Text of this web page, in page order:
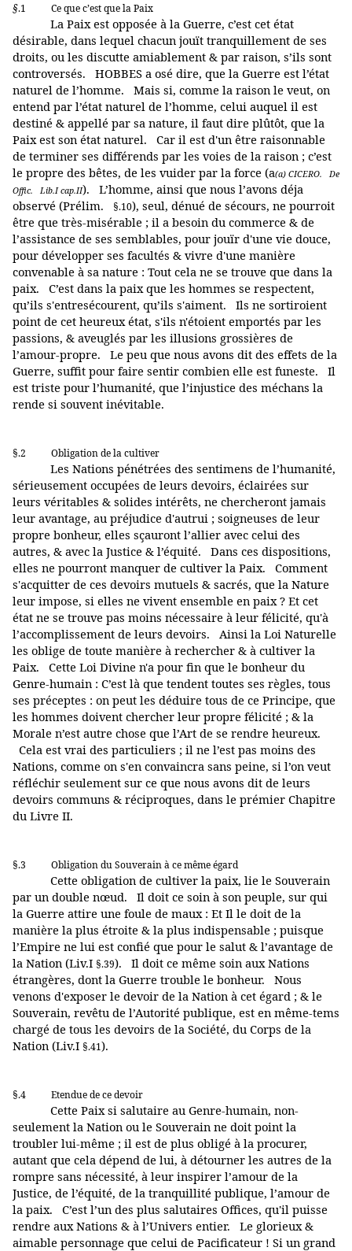
§.1 Ce que c’est que la Paix
La Paix est opposée à la Guerre, c’est cet état
désirable, dans lequel chacun jouït tranquillement de ses
droits, ou les discutte amiablement & par raison, s’ils sont
controversés. HOBBES a osé dire, que la Guerre est l’état
naturel de l’homme. Mais si, comme la raison le veut, on
entend par l’état naturel de l’homme, celui auquel il est
destiné & appellé par sa nature, il faut dire plûtôt, que la
Paix est son état naturel. Car il est d'un être raisonnable
de terminer ses différends par les voies de la raison ; c’est
le propre des bêtes, de les vuider par la force (a(a) CICERO. De
Offic. Lib.I cap.II). L’homme, ainsi que nous l’avons déja
observé (Prélim.
§.10), seul, dénué de sécours, ne pourroit
être que très-misérable ; il a besoin du commerce & de
l’assistance de ses semblables, pour jouïr d'une vie douce,
pour développer ses facultés & vivre d'une manière
convenable à sa nature : Tout cela ne se trouve que dans la
paix. C’est dans la paix que les hommes se respectent,
qu’ils s'entresécourent, qu’ils s'aiment. Ils ne sortiroient
point de cet heureux état, s'ils n'étoient emportés par les
passions, & aveuglés par les illusions grossières de
l’amour-propre. Le peu que nous avons dit des effets de la
Guerre, suffit pour faire sentir combien elle est funeste. Il
est triste pour l’humanité, que l’injustice des méchans la
rende si souvent inévitable.
§.2 Obligation de la cultiver
Les Nations pénétrées des sentimens de l’humanité,
sérieusement occupées de leurs devoirs, éclairées sur
leurs véritables & solides intérêts, ne chercheront jamais
leur avantage, au préjudice d'autrui ; soigneuses de leur
propre bonheur, elles sçauront l’allier avec celui des
autres, & avec la Justice & l’équité. Dans ces dispositions,
elles ne pourront manquer de cultiver la Paix. Comment
s'acquitter de ces devoirs mutuels & sacrés, que la Nature
leur impose, si elles ne vivent ensemble en paix ? Et cet
état ne se trouve pas moins nécessaire à leur félicité, qu'à
l’accomplissement de leurs devoirs. Ainsi la Loi Naturelle
les oblige de toute manière à rechercher & à cultiver la
Paix. Cette Loi Divine n'a pour fin que le bonheur du
Genre-humain : C’est là que tendent toutes ses règles, tous
ses préceptes : on peut les déduire tous de ce Principe, que
les hommes doivent chercher leur propre félicité ; & la
Morale n’est autre chose que l’Art de se rendre heureux.
Cela est vrai des particuliers ; il ne l’est pas moins des
Nations, comme on s'en convaincra sans peine, si l’on veut
réfléchir seulement sur ce que nous avons dit de leurs
devoirs communs & réciproques, dans le prémier Chapitre
du Livre II.
§.3 Obligation du Souverain à ce même égard
Cette obligation de cultiver la paix, lie le Souverain
par un double nœud. Il doit ce soin à son peuple, sur qui
la Guerre attire une foule de maux : Et Il le doit de la
manière la plus étroite & la plus indispensable ; puisque
l’Empire ne lui est confié que pour le salut & l’avantage de
la Nation (Liv.I §.39). Il doit ce même soin aux Nations
étrangères, dont la Guerre trouble le bonheur. Nous
venons d'exposer le devoir de la Nation à cet égard ; & le
Souverain, revêtu de l’Autorité publique, est en même-tems
chargé de tous les devoirs de la Société, du Corps de la
Nation (Liv.I §.41).
§.4 Etendue de ce devoir
Cette Paix si salutaire au Genre-humain, non-
seulement la Nation ou le Souverain ne doit point la
troubler lui-même ; il est de plus obligé à la procurer,
autant que cela dépend de lui, à détourner les autres de la
rompre sans nécessité, à leur inspirer l’amour de la
Justice, de l’équité, de la tranquillité publique, l’amour de
la paix. C’est l’un des plus salutaires Offices, qu'il puisse
rendre aux Nations & à l’Univers entier. Le glorieux &
aimable personnage que celui de Pacificateur ! Si un grand